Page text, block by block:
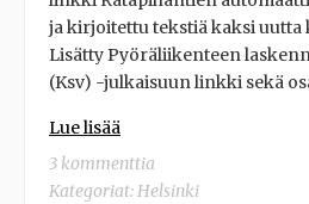
ja kirjoitettu tekstiä kaksi uutta
Lisätty Pyöräliikenteen
(Ksv) -julkaisuun linkki sekä
Lue lisää
3 kommenttia
Kategoriat:Helsinki